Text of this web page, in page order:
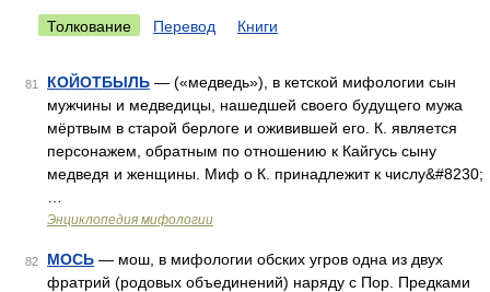
Толкование Перевод Книги
81 КОЙОТБЫЛЬ — («медведь»), в кетской мифологии сын
мужчины и медведицы, нашедшей своего будущего мужа
мёртвым в старой берлоге и оживившей его. К. является
персонажем, обратным по отношению к Кайгусь сыну
медведя и женщины. Миф о К. принадлежит к числу&#8230;
Энциклопедия мифологии
82 МОСЬ — мош, в мифологии обских угров одна из двух
фратрий (родовых объединений) наряду с Пор. Предками